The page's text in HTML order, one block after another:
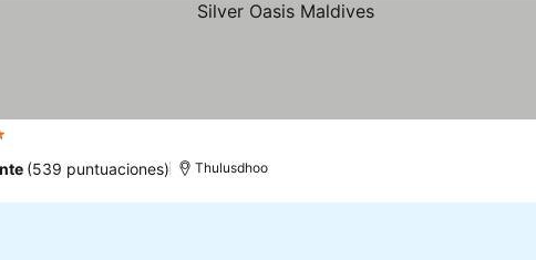
(539 puntuaciones) Thulusdhoo